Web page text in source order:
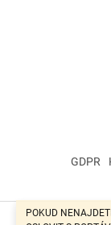
POKUD
GDPR